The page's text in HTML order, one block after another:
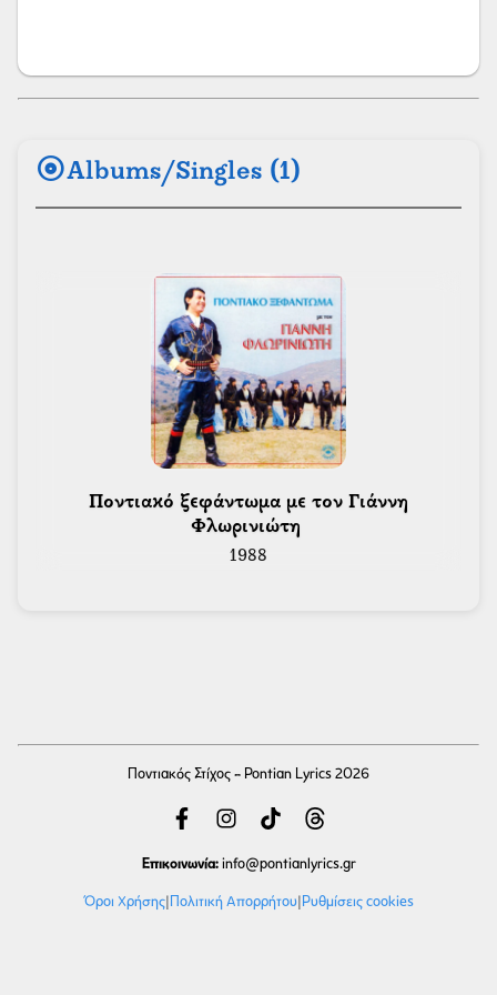
albumAlbums/Singles (1)
Φλωρινιώτη
1988
Ποντιακός Στίχος - Pontian Lyrics 2026
Επικοινωνία: info@pontianlyrics.gr
Όροι Χρήσης| Πολιτική Απορρήτου| Ρυθμίσεις cookies